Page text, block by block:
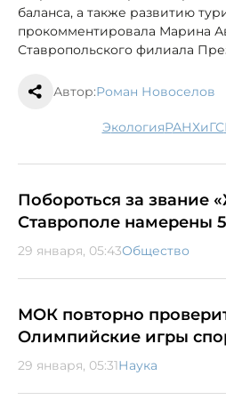
баланса, а также развитию
прокомментировала Марина
Ставропольского филиала
Автор:Роман Новоселов
экология РАНХиГС
Побороться за звание
Ставрополе намерены
29 января, 05:43Общество
МОК повторно
Олимпийские игры
29 января, 05:31Наука